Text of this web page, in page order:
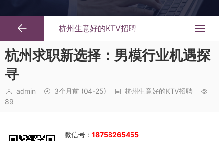
杭州生意好的KTV招聘
杭州求职新选择：男模行业机遇探
寻
admin 3个月前 (04-25)
杭州生意好的KTV招聘
89
微信号： 18758265455